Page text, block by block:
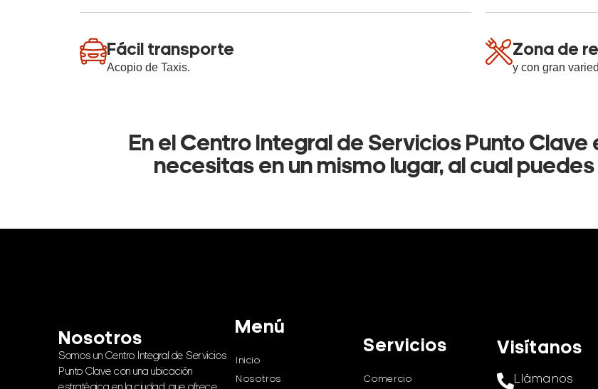
Fácil transporte
Acopio de Taxis.
Zona de
y con gran
En el Centro Integral de Servicios Punto
necesitas en un mismo lugar, al cual
Nosotros
Somos un Centro Integral de Servicios
Punto Clave con una ubicación
Menú
Inicio
Nosotros
Servicios
Comercio
Visítanos
Llámanos